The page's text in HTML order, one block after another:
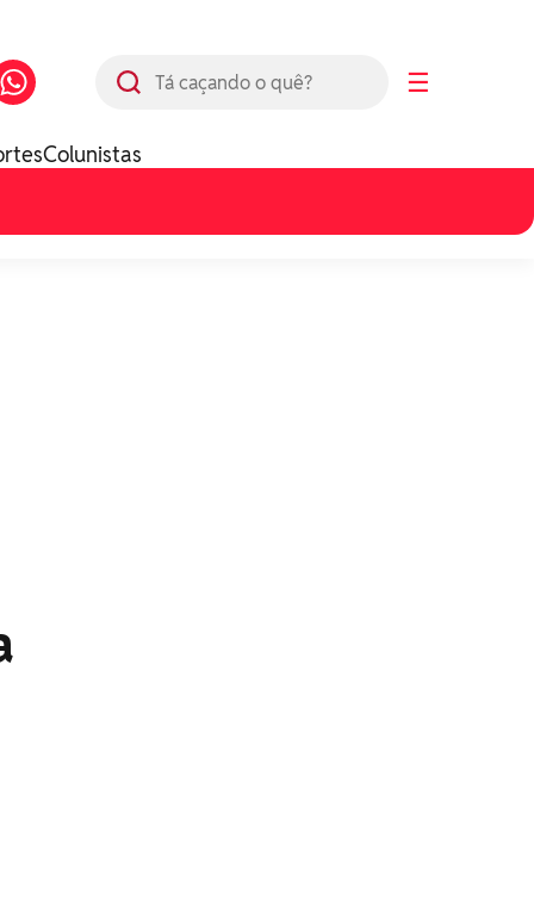
☰
Colunistas